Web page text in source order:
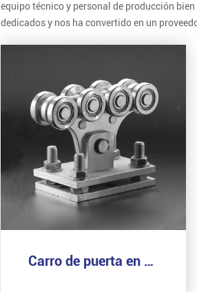
equipo técnico y personal de producción
dedicados y nos ha convertido en un
Carro de puerta en voladizo (8 ruedas grandes)